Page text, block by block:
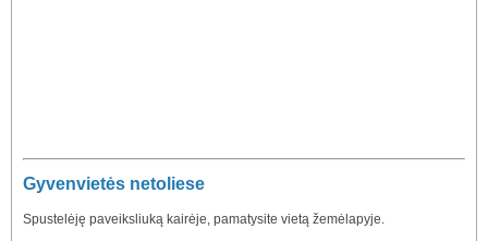
Gyvenvietės netoliese
Spustelėję paveiksliuką kairėje, pamatysite vietą žemėlapyje.